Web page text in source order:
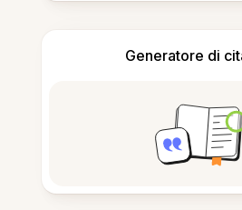
Generatore di